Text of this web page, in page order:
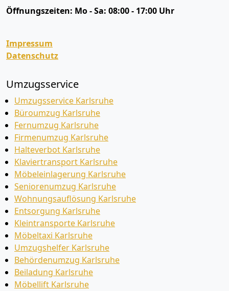
Öffnungszeiten: Mo - Sa: 08:00 - 17:00 Uhr
Impressum
Datenschutz
Umzugsservice
Umzugsservice Karlsruhe
Büroumzug Karlsruhe
Fernumzug Karlsruhe
Firmenumzug Karlsruhe
Halteverbot Karlsruhe
Klaviertransport Karlsruhe
Möbeleinlagerung Karlsruhe
Seniorenumzug Karlsruhe
Wohnungsauflösung Karlsruhe
Entsorgung Karlsruhe
Kleintransporte Karlsruhe
Möbeltaxi Karlsruhe
Umzugshelfer Karlsruhe
Behördenumzug Karlsruhe
Beiladung Karlsruhe
Möbellift Karlsruhe